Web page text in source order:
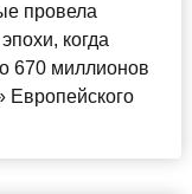
провела
когда
670 миллионов
Европейского